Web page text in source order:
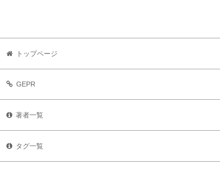
トップページ
GEPR
著者一覧
タグ一覧